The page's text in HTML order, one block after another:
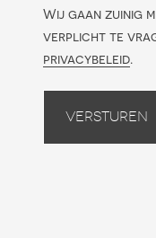
Wij gaan zuinig
verplicht te
privacybeleid.
Versturen